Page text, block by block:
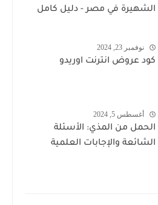
الشهيرة في مصر - دليل كامل
نوفمبر 23, 2024
كود عروض انترنت اوريدو
أغسطس 5, 2024
الحمل من المذي: الأسئلة
الشائعة والإجابات العلمية